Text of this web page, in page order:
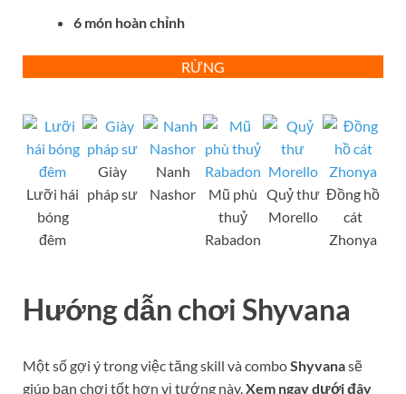
6 món hoàn chỉnh
RỪNG
Lưỡi hái
bóng
đêm
Giày
pháp sư
Nanh
Nashor
Mũ phù
thuỷ
Rabadon
Quỷ thư
Morello
Đồng hồ
cát
Zhonya
Hướng dẫn chơi Shyvana
Một số gợi ý trong việc tăng skill và comboShyvanasẽ
giúp bạn chơi tốt hơn vị tướng này.Xem ngay dưới đây